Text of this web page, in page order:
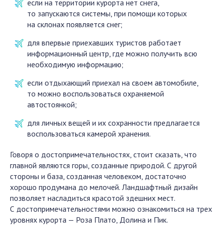
если на территории курорта нет снега,
то запускаются системы, при помощи которых
на склонах появляется снег;
для впервые приехавших туристов работает
информационный центр, где можно получить всю
необходимую информацию;
если отдыхающий приехал на своем автомобиле,
то можно воспользоваться охраняемой
автостоянкой;
для личных вещей и их сохранности предлагается
воспользоваться камерой хранения.
Говоря о достопримечательностях, стоит сказать, что
главной являются горы, созданные природой. С другой
стороны и база, созданная человеком, достаточно
хорошо продумана до мелочей. Ландшафтный дизайн
позволяет насладиться красотой здешних мест.
С достопримечательностями можно ознакомиться на трех
уровнях курорта — Роза Плато, Долина и Пик.